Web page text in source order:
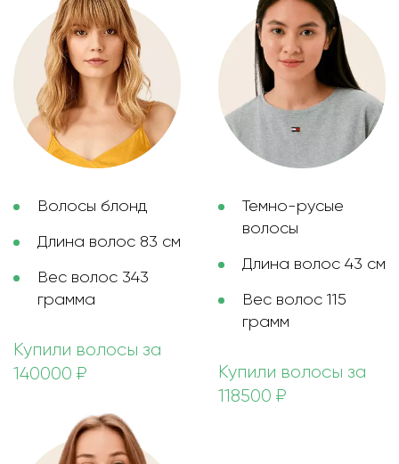
Волосы блонд
Длина волос 83 см
Вес волос 343
грамма
Купили волосы за
140000 ₽
Темно-русые
волосы
Длина волос 43 см
Вес волос 115
грамм
Купили волосы за
118500 ₽